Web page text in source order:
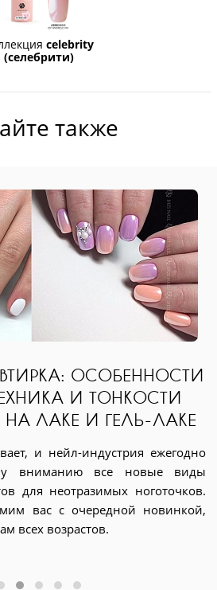
celebrity
(селебрити)
также
ОСОБЕННОСТИ
И ТОНКОСТИ
ЛАКЕ И ГЕЛЬ-ЛАКЕ
и нейл-индустрия ежегодно
вниманию все новые виды
для неотразимых ноготочков.
вас с очередной новинкой,
всех возрастов.